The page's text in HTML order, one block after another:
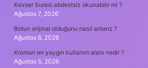
Kevser Suresi abdestsiz okunabilir mi ?
Ağustos 7, 2026
Botun orijinal olduğunu nasıl anlarız ?
Ağustos 6, 2026
Kromun en yaygın kullanım alanı nedir ?
Ağustos 5, 2026